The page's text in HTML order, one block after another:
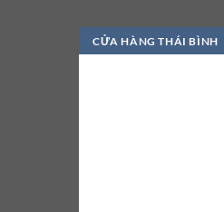
Bỏ
qua
CỬA HÀNG THÁI BÌNH